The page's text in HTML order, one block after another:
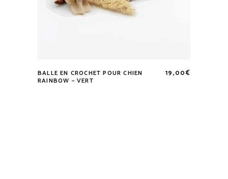
BALLE EN CROCHET POUR CHIEN
RAINBOW – VERT
19,00€